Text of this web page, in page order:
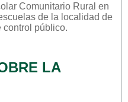
Comunitario Rural en
de la localidad de
público.
LA